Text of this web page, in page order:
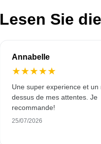
Lesen Sie
Annabelle
★★★★★
Une super experience et un
dessus de mes attentes. Je
recommande!
25/07/2026